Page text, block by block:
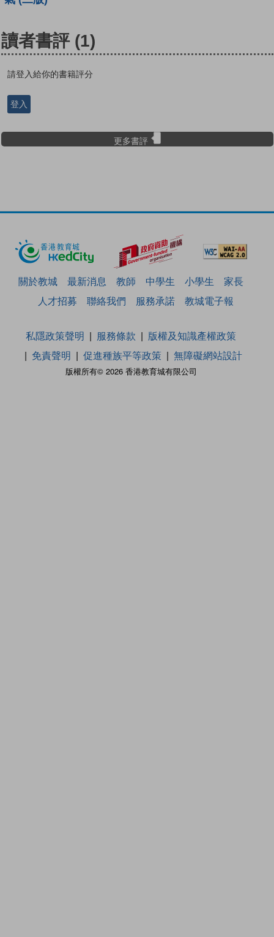
讀者書評 (1)
請登入給你的書籍評分
登入
更多書評
關於教城 最新消息 教師 中學生 小學生
家長
人才招募
聯絡我們 服務承諾 教城電子報
版權所有© 2026 香港教育城有限公司
私隱政策聲明 服務條款
版權及知識產權政策
免責聲明
促進種族平等政策 無障礙網站設計